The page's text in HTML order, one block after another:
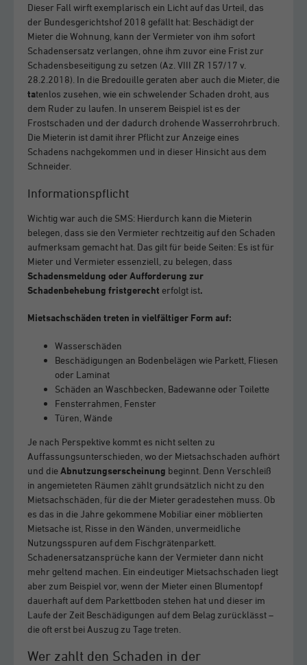
Dieser Fall wirft exemplarisch ein Licht auf das Urteil, das
der Bundesgerichtshof 2018 gefällt hat: Beschädigt der
Mieter die Wohnung, kann der Vermieter von ihm sofort
Schadensersatz verlangen, ohne ihm zuvor eine Frist zur
Schadensbeseitigung zu setzen (Az. VIII ZR 157/17 v.
28.2.2018). In die Bredouille geraten aber auch die Mieter, die
tatenlos zusehen, wie ein schwelender Schaden droht, aus
dem Ruder zu laufen. In unserem Beispiel ist es der
Frostschaden und der dadurch drohende Wasserrohrbruch.
Die Mieterin ist damit ihrer Pflicht zur Anzeige eines
Schadens nachgekommen und in dieser Hinsicht aus dem
Schneider.
Informationspflicht
Wichtig war auch die SMS: Hierdurch kann die Mieterin
belegen, dass sie den Vermieter rechtzeitig auf den Schaden
aufmerksam gemacht hat. Das gilt für beide Seiten: Es ist für
Mieter und Vermieter essenziell, zu belegen, dass
Schadensmeldung oder Aufforderung zur
Schadenbehebung fristgerecht erfolgt ist.
Mietsachschäden treten in vielfältiger Form auf:
Wasserschäden
Beschädigungen an Bodenbelägen wie Parkett, Fliesen
oder Laminat
Schäden an Waschbecken, Badewanne oder Toilette
Fensterrahmen, Fenster
Türen, Wände
Je nach Perspektive kommt es nicht selten zu
Auffassungsunterschieden, wo der Mietsachschaden aufhört
und dieAbnutzungserscheinung beginnt. Denn Verschleiß
in angemieteten Räumen zählt grundsätzlich nicht zu den
Mietsachschäden, für die der Mieter geradestehen muss. Ob
es das in die Jahre gekommene Mobiliar einer möblierten
Mietsache ist, Risse in den Wänden, unvermeidliche
Nutzungsspuren auf dem Fischgrätenparkett.
Schadenersatzansprüche kann der Vermieter dann nicht
mehr geltend machen. Ein eindeutiger Mietsachschaden liegt
aber zum Beispiel vor, wenn der Mieter einen Blumentopf
dauerhaft auf dem Parkettboden stehen hat und dieser im
Laufe der Zeit Beschädigungen auf dem Belag zurücklässt –
die oft erst bei Auszug zu Tage treten.
Wer zahlt den Schaden in der